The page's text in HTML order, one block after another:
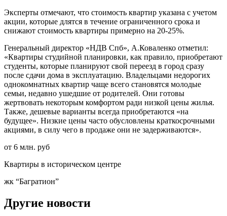
Эксперты отмечают, что стоимость квартир указана с учетом
акции, которые длятся в течение ограниченного срока и
снижают стоимость квартиры примерно на 20-25%.
Генеральный директор «НДВ Спб», А.Коваленко отметил:
«Квартиры студийной планировки, как правило, приобретают
студенты, которые планируют свой переезд в город сразу
после сдачи дома в эксплуатацию. Владельцами недорогих
однокомнатных квартир чаще всего становятся молодые
семьи, недавно ушедшие от родителей. Они готовы
жертвовать некоторым комфортом ради низкой цены жилья.
Также, дешевые варианты всегда приобретаются «на
будущее». Низкие цены часто обусловлены краткосрочными
акциями, в силу чего в продаже они не задерживаются».
от 6 млн. руб
Квартиры в историческом центре
жк “Багратион”
Другие новости